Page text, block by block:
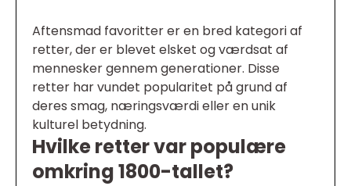
Aftensmad favoritter er en bred kategori af
retter, der er blevet elsket og værdsat af
mennesker gennem generationer. Disse
retter har vundet popularitet på grund af
deres smag, næringsværdi eller en unik
kulturel betydning.
Hvilke retter var populære
omkring 1800-tallet?